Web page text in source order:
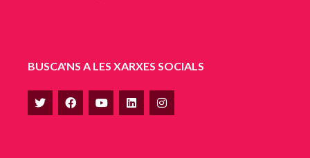
BUSCA'NS A LES XARXES SOCIALS